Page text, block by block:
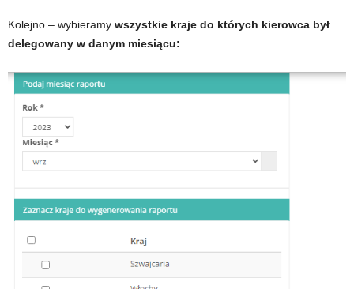
Kolejno – wybieramy wszystkie kraje do których kierowca był
delegowany w danym miesiącu: